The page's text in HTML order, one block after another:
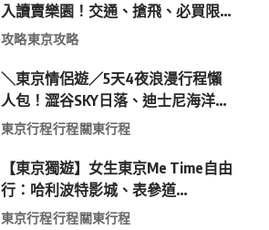
入讀賣樂園！交通、搶飛、必買限
定周邊全攻略
攻略東京攻略
＼東京情侶遊／5天4夜浪漫行程懶
人包！澀谷SKY日落、迪士尼海洋、
中目黑高質感咖啡廳全收錄
東京行程行程關東行程
【東京獨遊】女生東京Me Time自由
行：哈利波特影城、表參道
Shopping 與下北澤尋寶5日4夜慢活
東京行程行程關東行程